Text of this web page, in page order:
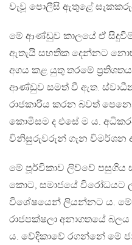
වැවූ පොලීසි ඇතුළේ
මේ ආණ්ඩුව කාලයේ ඒ
ඇතැයි සහතික දෙන්නට
අගය කළ යුතු තරමේ
ආණ්ඩුව සමත් වී ඇත.
රාජකාරිය කරන බවත්
කොමිසම ද එසේ ම ය.
විනිසුරුවරුන් ගැන විමර්ශන
මේ පූර්විකාව ලිව්වේ
කොට, සමාජයේ විරෝධයට
විශේෂයෙන් ලියන්නට ය. මේ
රාජපක්ෂලා අනාගතයේ
ය. වේදිකාවේ රගන්නේ මේ